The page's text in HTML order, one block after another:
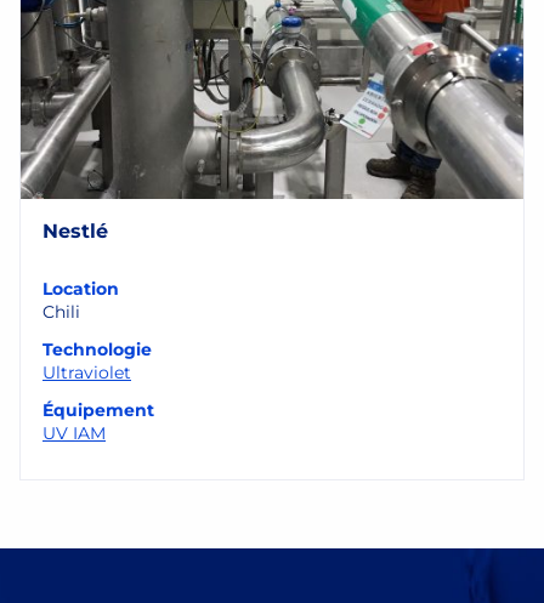
Nestlé
Location
Chili
Technologie
Ultraviolet
Équipement
UV IAM